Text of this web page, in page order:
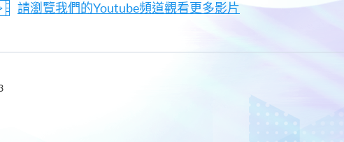
請瀏覽我們的Youtube頻道觀看更多影片